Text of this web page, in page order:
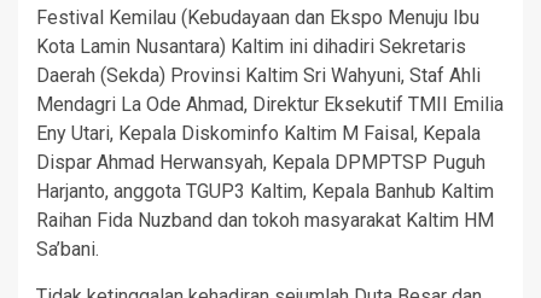
Festival Kemilau (Kebudayaan dan Ekspo Menuju Ibu
Kota Lamin Nusantara) Kaltim ini dihadiri Sekretaris
Daerah (Sekda) Provinsi Kaltim Sri Wahyuni, Staf Ahli
Mendagri La Ode Ahmad, Direktur Eksekutif TMII Emilia
Eny Utari, Kepala Diskominfo Kaltim M Faisal, Kepala
Dispar Ahmad Herwansyah, Kepala DPMPTSP Puguh
Harjanto, anggota TGUP3 Kaltim, Kepala Banhub Kaltim
Raihan Fida Nuzband dan tokoh masyarakat Kaltim HM
Sa’bani.